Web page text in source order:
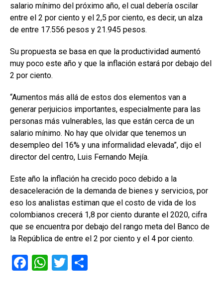
salario mínimo del próximo año, el cual debería oscilar
entre el 2 por ciento y el 2,5 por ciento, es decir, un alza
de entre 17.556 pesos y 21.945 pesos.
Su propuesta se basa en que la productividad aumentó
muy poco este año y que la inflación estará por debajo del
2 por ciento.
“Aumentos más allá de estos dos elementos van a
generar perjuicios importantes, especialmente para las
personas más vulnerables, las que están cerca de un
salario mínimo. No hay que olvidar que tenemos un
desempleo del 16% y una informalidad elevada”, dijo el
director del centro, Luis Fernando Mejía.
Este año la inflación ha crecido poco debido a la
desaceleración de la demanda de bienes y servicios, por
eso los analistas estiman que el costo de vida de los
colombianos crecerá 1,8 por ciento durante el 2020, cifra
que se encuentra por debajo del rango meta del Banco de
la República de entre el 2 por ciento y el 4 por ciento.
F
W T